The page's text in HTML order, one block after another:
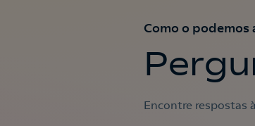
Como o podemos
Encontre respostas